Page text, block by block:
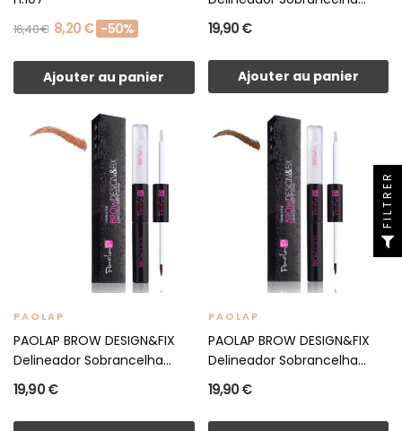
16,40 € 8,20 € -50%
Ajouter au panier
19,90 €
Ajouter au panier
PAOLAP
PAOLAP BROW DESIGN&FIX
Delineador Sobrancelha...
19,90 €
PAOLAP
PAOLAP BROW DESIGN&FIX
Delineador Sobrancelha...
19,90 €
FILTRER